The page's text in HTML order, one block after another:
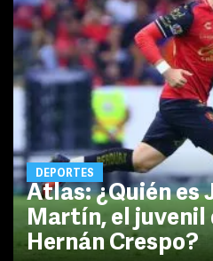
DEPORTES
Atlas: ¿Quién es
Martín, el juvenil
Hernán Crespo?